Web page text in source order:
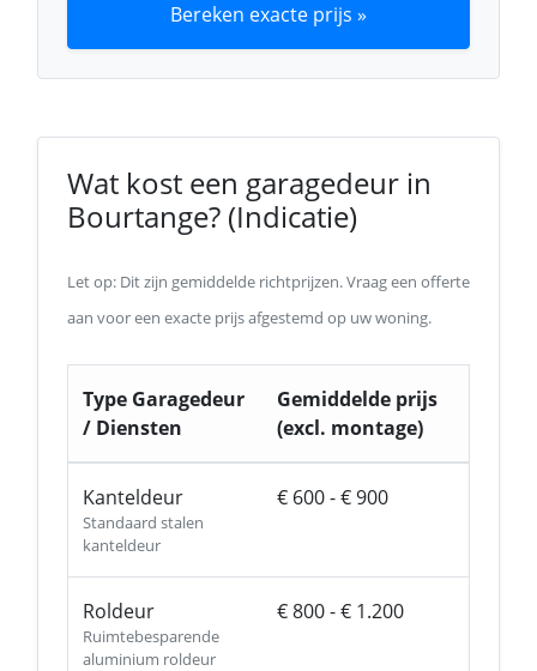
Bereken exacte prijs »
Wat kost een garagedeur in
Bourtange? (Indicatie)
Let op: Dit zijn gemiddelde richtprijzen. Vraag een offerte
aan voor een exacte prijs afgestemd op uw woning.
Type Garagedeur
/ Diensten
Gemiddelde prijs
(excl. montage)
Kanteldeur
Standaard stalen
kanteldeur
€ 600 - € 900
Roldeur
Ruimtebesparende
aluminium roldeur
€ 800 - € 1.200